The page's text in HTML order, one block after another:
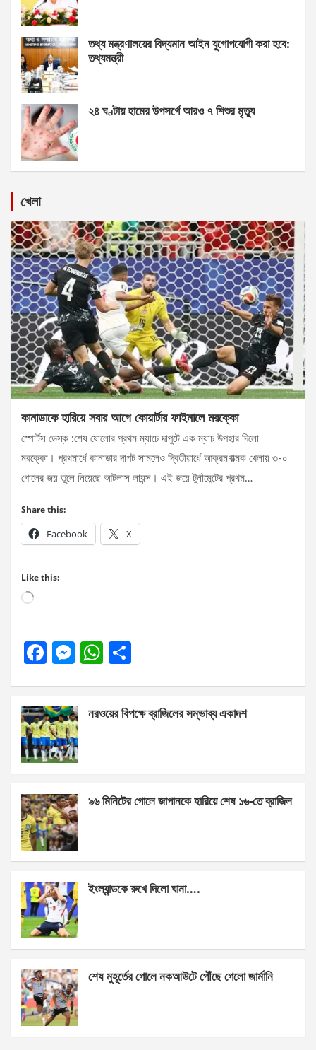
তথ্য মন্ত্রণালয়ের বিদ্যমান আইন যুগোপযোগী করা হবে:
তথ্যমন্ত্রী
২৪ ঘণ্টায় হামের উপসর্গে আরও ৭ শিশুর মৃত্যু
খেলা
কানাডাকে হারিয়ে সবার আগে কোয়ার্টার ফাইনালে মরক্কো
স্পোর্টস ডেস্ক :শেষ ষোলোর প্রথম ম্যাচে দাপুটে এক ম্যাচ উপহার দিলো
মরক্কো। প্রথমার্ধে কানাডার দাপট সামলেও দ্বিতীয়ার্ধে আক্রমণাত্মক খেলায় ৩-০
গোলের জয় তুলে নিয়েছে আটলাস লায়ন্স। এই জয়ে টুর্নামেন্টের প্রথম…
Share this:
Facebook X
Like this:
Loading…
F
b
o
o
k
M
n
g
er
W
s
p
e
নরওয়ের বিপক্ষে ব্রাজিলের সম্ভাব্য একাদশ
৯৬ মিনিটের গোলে জাপানকে হারিয়ে শেষ ১৬-তে ব্রাজিল
ইংল্যান্ডকে রুখে দিলো ঘানা….
শেষ মুহূর্তের গোলে নকআউটে পৌঁছে গেলো জার্মানি